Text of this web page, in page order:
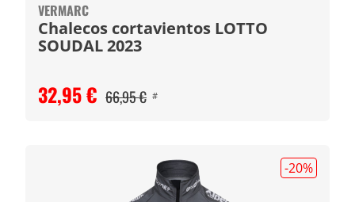
VERMARC
Chalecos cortavientos LOTTO
SOUDAL 2023
32,95 € 66,95 € #
-20%